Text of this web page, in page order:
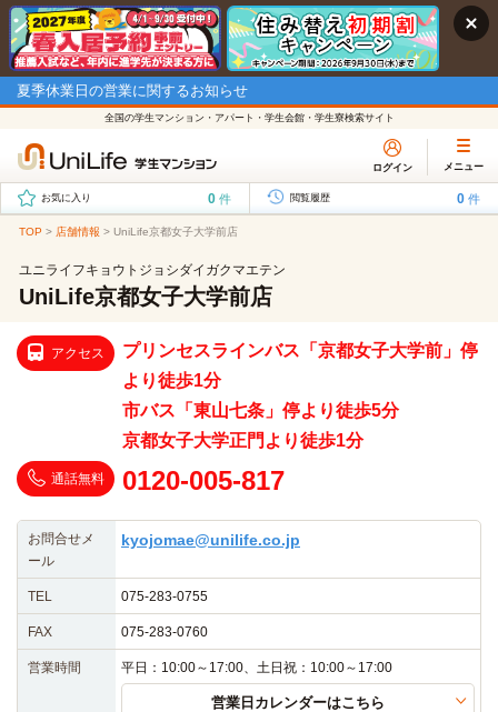
夏季休業日の営業に関するお知らせ
全国の学生マンション・アパート・学生会館・学生寮検索サイト
ログイン メニュー
お気に入り 0 件 閲覧履歴 0 件
TOP > 店舗情報 > UniLife京都女子大学前店
ユニライフキョウトジョシダイガクマエテン
UniLife京都女子大学前店
アクセス
プリンセスラインバス「京都女子大学前」停
より徒歩1分
市バス「東山七条」停より徒歩5分
京都女子大学正門より徒歩1分
通話無料 0120-005-817
お問合せメ
ール
kyojomae@unilife.co.jp
TEL 075-283-0755
FAX 075-283-0760
営業時間 平日：10:00～17:00、土日祝：10:00～17:00
営業日カレンダーはこちら